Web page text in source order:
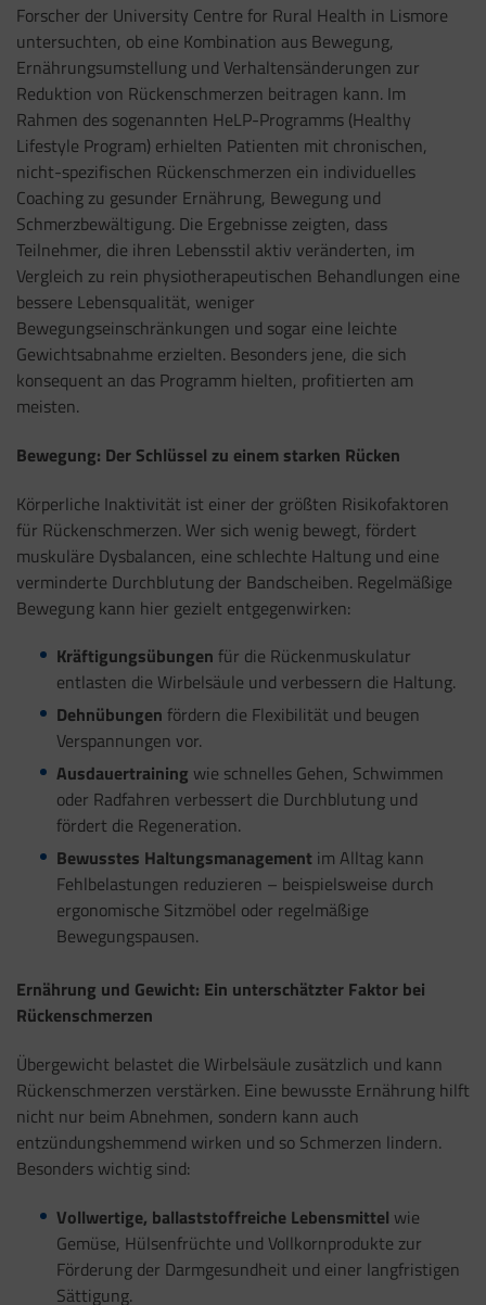
Forscher der University Centre for Rural Health in Lismore
untersuchten, ob eine Kombination aus Bewegung,
Ernährungsumstellung und Verhaltensänderungen zur
Reduktion von Rückenschmerzen beitragen kann. Im
Rahmen des sogenannten HeLP-Programms (Healthy
Lifestyle Program) erhielten Patienten mit chronischen,
nicht-spezifischen Rückenschmerzen ein individuelles
Coaching zu gesunder Ernährung, Bewegung und
Schmerzbewältigung. Die Ergebnisse zeigten, dass
Teilnehmer, die ihren Lebensstil aktiv veränderten, im
Vergleich zu rein physiotherapeutischen Behandlungen eine
bessere Lebensqualität, weniger
Bewegungseinschränkungen und sogar eine leichte
Gewichtsabnahme erzielten. Besonders jene, die sich
konsequent an das Programm hielten, profitierten am
meisten.
Bewegung: Der Schlüssel zu einem starken Rücken
Körperliche Inaktivität ist einer der größten Risikofaktoren
für Rückenschmerzen. Wer sich wenig bewegt, fördert
muskuläre Dysbalancen, eine schlechte Haltung und eine
verminderte Durchblutung der Bandscheiben. Regelmäßige
Bewegung kann hier gezielt entgegenwirken:
Kräftigungsübungen für die Rückenmuskulatur
entlasten die Wirbelsäule und verbessern die Haltung.
Dehnübungen fördern die Flexibilität und beugen
Verspannungen vor.
Ausdauertraining wie schnelles Gehen, Schwimmen
oder Radfahren verbessert die Durchblutung und
fördert die Regeneration.
Bewusstes Haltungsmanagementim Alltag kann
Fehlbelastungen reduzieren – beispielsweise durch
ergonomische Sitzmöbel oder regelmäßige
Bewegungspausen.
Ernährung und Gewicht: Ein unterschätzter Faktor bei
Rückenschmerzen
Übergewicht belastet die Wirbelsäule zusätzlich und kann
Rückenschmerzen verstärken. Eine bewusste Ernährung hilft
nicht nur beim Abnehmen, sondern kann auch
entzündungshemmend wirken und so Schmerzen lindern.
Besonders wichtig sind:
Vollwertige, ballaststoffreiche Lebensmittel wie
Gemüse, Hülsenfrüchte und Vollkornprodukte zur
Förderung der Darmgesundheit und einer langfristigen
Sättigung.